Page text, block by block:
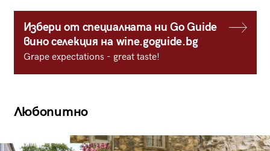
Избери от специалната ни Go Guide
вино селекция на wine.goguide.bg
Grape expectations - great taste!
Любопитно